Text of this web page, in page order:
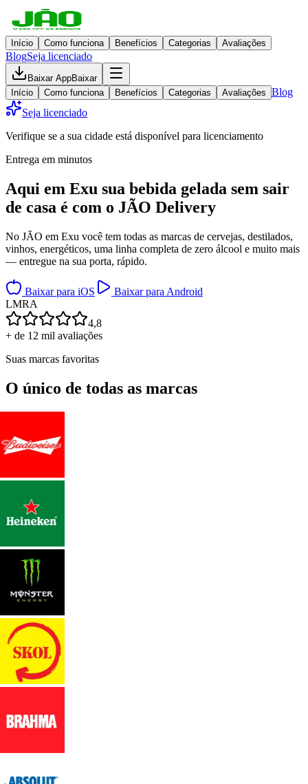
Início Como funciona Benefícios Categorias Avaliações
BlogSeja licenciado
Baixar AppBaixar
Início
Como funciona Benefícios Categorias Avaliações Blog
Seja licenciado
Verifique se a sua cidade está disponível para licenciamento
Entrega em minutos
Aqui em Exu sua bebida gelada sem sair
de casa é com o JÃO Delivery
No JÃO em Exu você tem todas as marcas de cervejas, destilados,
vinhos, energéticos, uma linha completa de zero álcool e muito mais
— entregue na sua porta, rápido.
Baixar para iOS
Baixar para Android
LMRA
4,8
+ de 12 mil avaliações
Suas marcas favoritas
O único de todas as marcas